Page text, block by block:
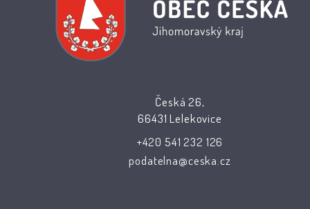
Česká 26,
66431 Lelekovice
+420 541 232 126
podatelna@ceska.cz